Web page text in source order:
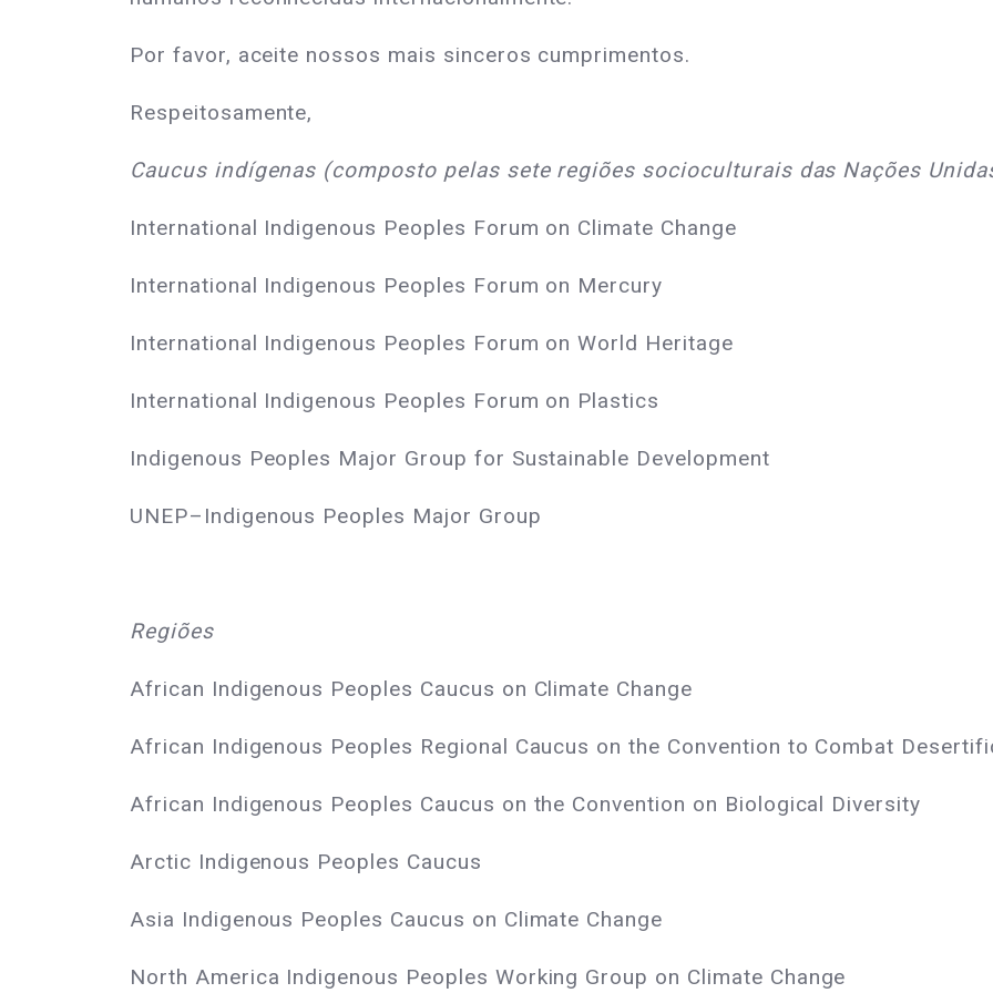
Por favor, aceite nossos mais sinceros cumprimentos.
Respeitosamente,
Caucus indígenas (composto pelas sete regiões socioculturais das Nações
International Indigenous Peoples Forum on Climate Change
International Indigenous Peoples Forum on Mercury
International Indigenous Peoples Forum on World Heritage
International Indigenous Peoples Forum on Plastics
Indigenous Peoples Major Group for Sustainable Development
UNEP–Indigenous Peoples Major Group
Regiões
African Indigenous Peoples Caucus on Climate Change
African Indigenous Peoples Regional Caucus on the Convention to Combat
African Indigenous Peoples Caucus on the Convention on Biological Diversity
Arctic Indigenous Peoples Caucus
Asia Indigenous Peoples Caucus on Climate Change
North America Indigenous Peoples Working Group on Climate Change